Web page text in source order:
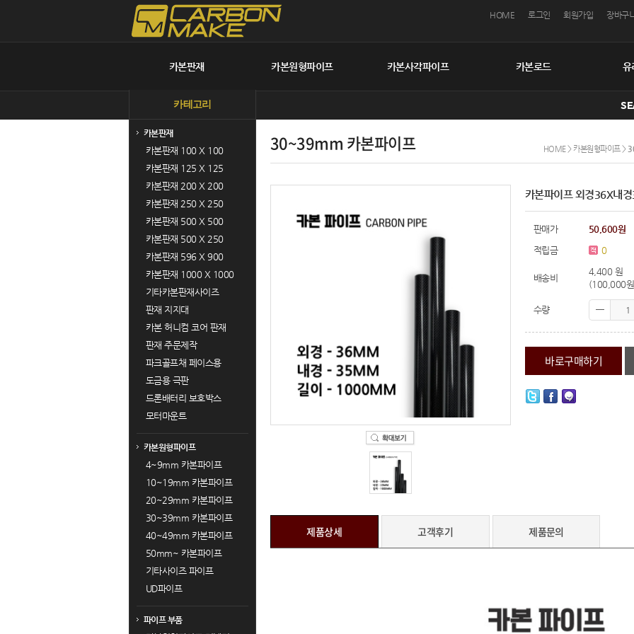
HOME 로그인 회원가입 장바구니
카본판재 카본원형파이프 카본사각파이프 카본로드 유
카테고리
카본판재
카본판재 100 X 100
카본판재 125 X 125
카본판재 200 X 200
카본판재 250 X 250
카본판재 500 X 500
카본판재 500 X 250
카본판재 596 X 900
카본판재 1000 X 1000
기타카본판재사이즈
판재 지지대
카본 허니컴 코어 판재
판재 주문제작
파크골프채 페이스용
도금용 극판
드론배터리 보호박스
모터마운트
카본원형파이프
4~9mm 카본파이프
10~19mm 카본파이프
20~29mm 카본파이프
30~39mm 카본파이프
40~49mm 카본파이프
50mm~ 카본파이프
기타사이즈 파이프
UD파이프
파이프 부품
30~39mm 카본파이프 HOME> 카본원형파이프>
카본파이프 외경36X내
판매가
50,600원
적립금
0
배송비
4,400 원
(100,000
수량
바로구매하기
제품상세 고객후기 제품문의